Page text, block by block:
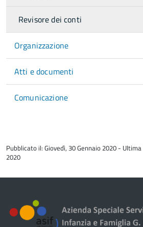
Revisore dei conti
Organizzazione
Atti e documenti
Comunicazione
del
contenuto
Pubblicato il: Giovedì, 30 Gennaio 2020 -
2020